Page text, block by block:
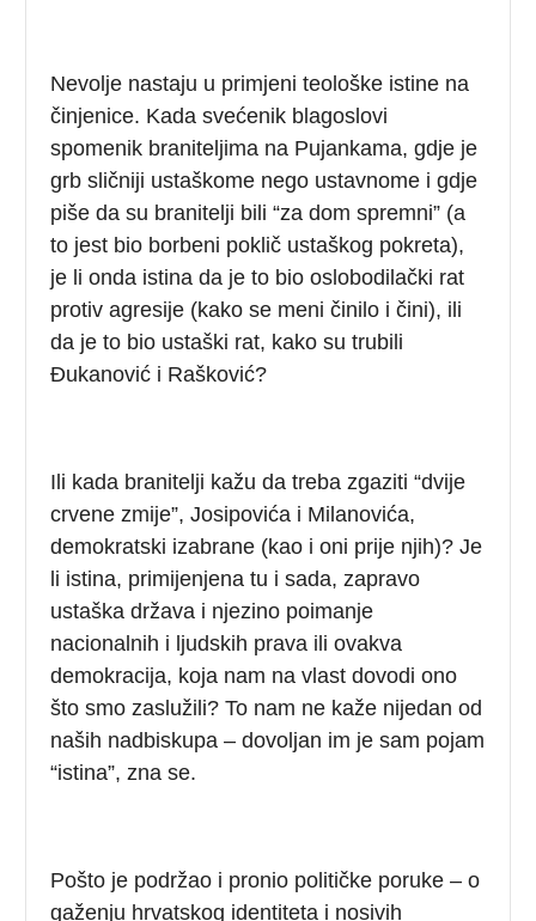
Nevolje nastaju u primjeni teološke istine na
činjenice. Kada svećenik blagoslovi
spomenik braniteljima na Pujankama, gdje je
grb sličniji ustaškome nego ustavnome i gdje
piše da su branitelji bili “za dom spremni” (a
to jest bio borbeni poklič ustaškog pokreta),
je li onda istina da je to bio oslobodilački rat
protiv agresije (kako se meni činilo i čini), ili
da je to bio ustaški rat, kako su trubili
Đukanović i Rašković?
Ili kada branitelji kažu da treba zgaziti “dvije
crvene zmije”, Josipovića i Milanovića,
demokratski izabrane (kao i oni prije njih)? Je
li istina, primijenjena tu i sada, zapravo
ustaška država i njezino poimanje
nacionalnih i ljudskih prava ili ovakva
demokracija, koja nam na vlast dovodi ono
što smo zaslužili? To nam ne kaže nijedan od
naših nadbiskupa – dovoljan im je sam pojam
“istina”, zna se.
Pošto je podržao i pronio političke poruke – o
gaženju hrvatskog identiteta i nosivih